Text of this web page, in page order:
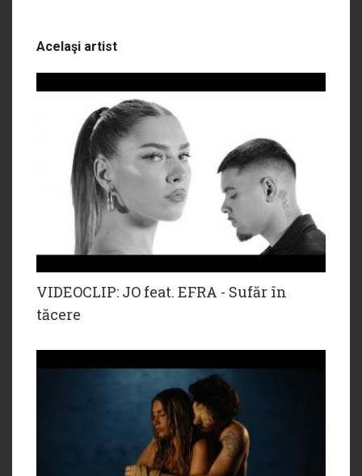
Acelaşi artist
VIDEOCLIP: JO feat. EFRA - Sufăr în
tăcere